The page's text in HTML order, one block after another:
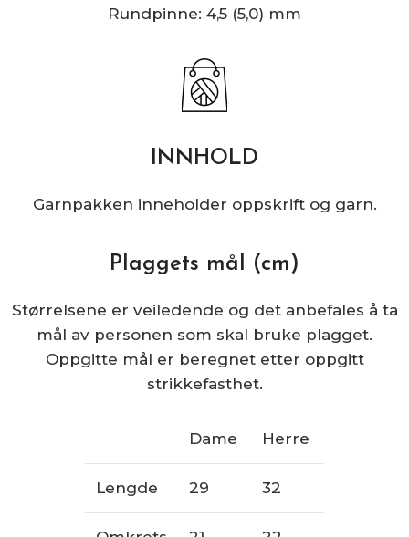
Rundpinne: 4,5 (5,0) mm
INNHOLD
Garnpakken inneholder oppskrift og garn.
Plaggets mål (cm)
Størrelsene er veiledende og det anbefales å ta
mål av personen som skal bruke plagget.
Oppgitte mål er beregnet etter oppgitt
strikkefasthet.
Dame Herre
Lengde 29 32